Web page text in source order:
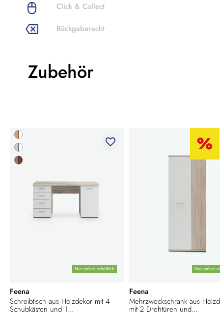
Click & Collect
Rückgaberecht
Zubehör
Nur online erhältlich
favorite_border
Feena
Schreibtisch aus Holzdekor mit 4
Schubkästen und 1...
Nur online
Feena
Mehrzweckschrank aus
mit 2 Drehtüren und...